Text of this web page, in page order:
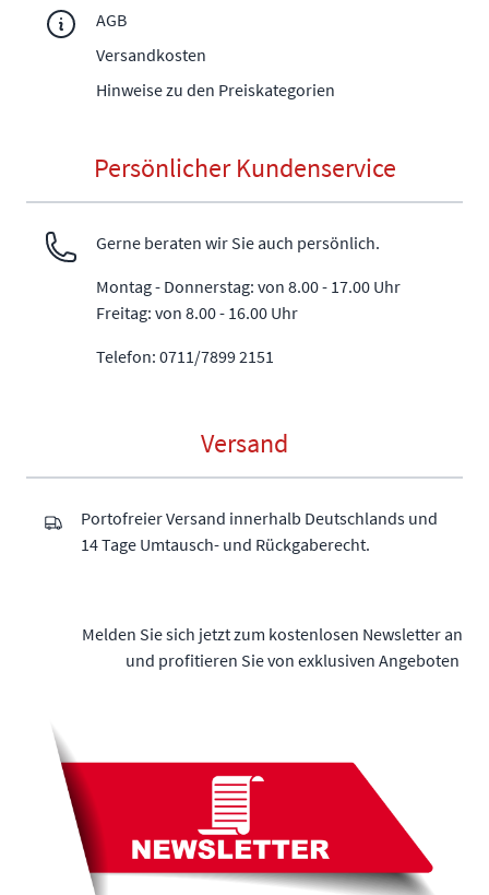
AGB
Versandkosten
Hinweise zu den Preiskategorien
Persönlicher Kundenservice
Gerne beraten wir Sie auch persönlich.
Montag - Donnerstag: von 8.00 - 17.00 Uhr
Freitag: von 8.00 - 16.00 Uhr
Telefon: 0711/7899 2151
Versand
Portofreier Versand innerhalb Deutschlands und
14 Tage Umtausch- und Rückgaberecht.
Melden Sie sich jetzt zum kostenlosen Newsletter an
und profitieren Sie von exklusiven Angeboten